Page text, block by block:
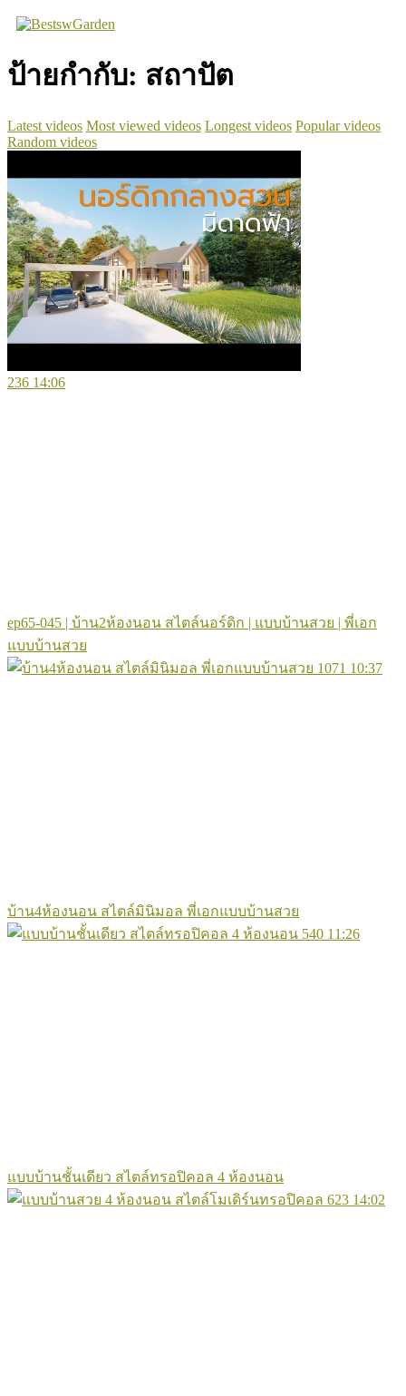
Skip
to
ป้ายกำกับ: สถาปัต
Latest videos Most viewed videos Longest videos Popular videos
Random videos
236 14:06
ep65-045 | บ้าน2ห้องนอน สไตล์นอร์ดิก | แบบบ้านสวย | พี่เอก
แบบบ้านสวย
1071 10:37
บ้าน4ห้องนอน สไตล์มินิมอล พี่เอกแบบบ้านสวย
540 11:26
แบบบ้านชั้นเดียว สไตล์ทรอปิคอล 4 ห้องนอน
623 14:02